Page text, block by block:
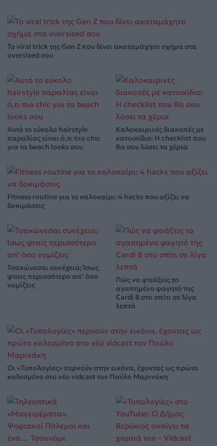
Το viral trick της Gen Z που δίνει ακαταμάχητο σχήμα στα
oversized σου
Αυτό το εύκολο hairstyle
παραλίας είναι ό,τι πιο chic
για τα beach looks σου
Καλοκαιρινές διακοπές με
κατοικίδιο: Η checklist που
θα σου λύσει τα χέρια
Fitness routine για το καλοκαίρι: 4 hacks που αξίζει να
δοκιμάσεις
Τσακώνεσαι συνέχεια; Ίσως
φταις περισσότερο απ’ όσο
νομίζεις
Πώς να φτιάξεις το
αγαπημένο φαγητό της
Cardi B στο σπίτι σε λίγα
λεπτά
Οι «Τυπολογίες» περνούν στην εικόνα, έχοντας ως πρώτο
καλεσμένο στο νέο vidcast τον Παύλο Μαρινάκη